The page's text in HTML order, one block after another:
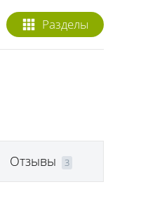
Разделы
Отзывы 3